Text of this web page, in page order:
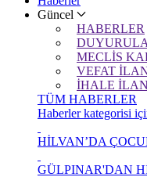
Güncel
HABERLER
MECLİS
VEFAT
İHALE
TÜM HABERLER
Haberler kategorisi
HİLVAN’DA
GÜLPINAR'DAN